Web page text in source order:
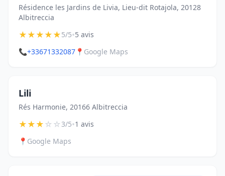
Résidence les Jardins de Livia, Lieu-dit Rotajola, 20128
Albitreccia
★★★★★5/5•5 avis
📞+33671332087 📍 Google Maps
Lili
Rés Harmonie, 20166 Albitreccia
★★★☆☆3/5•1 avis
📍 Google Maps